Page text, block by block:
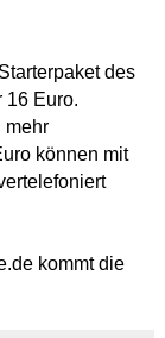
des
16 Euro.
mehr
können mit
kommt die